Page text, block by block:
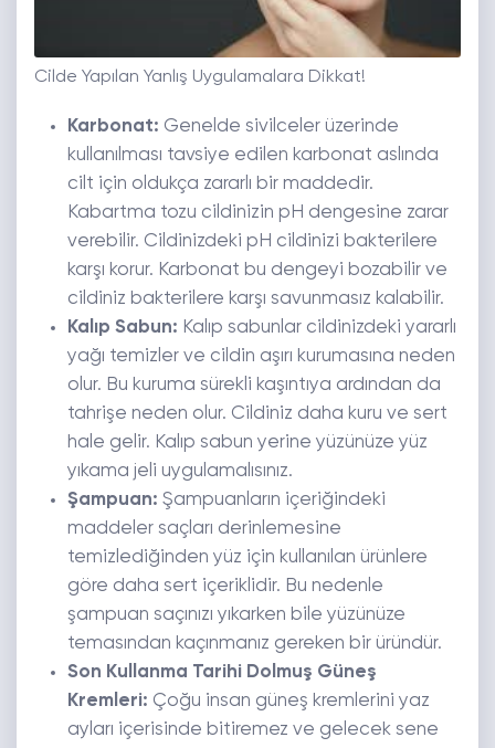
Cilde Yapılan Yanlış Uygulamalara Dikkat!
Karbonat: Genelde sivilceler üzerinde
kullanılması tavsiye edilen karbonat aslında
cilt için oldukça zararlı bir maddedir.
Kabartma tozu cildinizin pH dengesine zarar
verebilir. Cildinizdeki pH cildinizi bakterilere
karşı korur. Karbonat bu dengeyi bozabilir ve
cildiniz bakterilere karşı savunmasız kalabilir.
Kalıp Sabun: Kalıp sabunlar cildinizdeki yararlı
yağı temizler ve cildin aşırı kurumasına neden
olur. Bu kuruma sürekli kaşıntıya ardından da
tahrişe neden olur. Cildiniz daha kuru ve sert
hale gelir. Kalıp sabun yerine yüzünüze yüz
yıkama jeli uygulamalısınız.
Şampuan: Şampuanların içeriğindeki
maddeler saçları derinlemesine
temizlediğinden yüz için kullanılan ürünlere
göre daha sert içeriklidir. Bu nedenle
şampuan saçınızı yıkarken bile yüzünüze
temasından kaçınmanız gereken bir üründür.
Son Kullanma Tarihi Dolmuş Güneş
Kremleri: Çoğu insan güneş kremlerini yaz
ayları içerisinde bitiremez ve gelecek sene